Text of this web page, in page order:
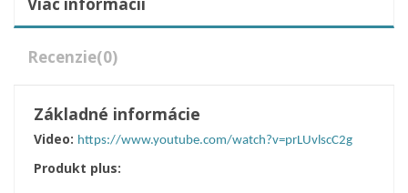
Recenzie(0)
Základné informácie
Video: https://www.youtube.com/watch?v=prLUvlscC2g
Produkt plus: